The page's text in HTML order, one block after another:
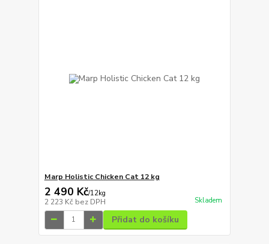
Marp Holistic Chicken Cat 12 kg
2 490 Kč/12kg
2 223 Kč bez DPH Skladem
Přidat do košíku